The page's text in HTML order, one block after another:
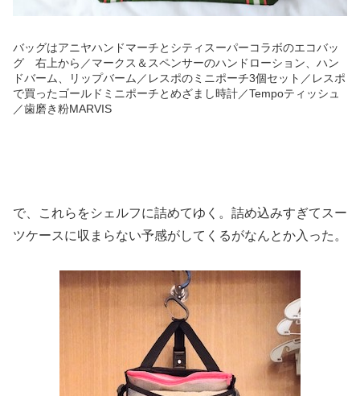
バッグはアニヤハンドマーチとシティスーパーコラボのエコバッ
グ 右上から／マークス＆スペンサーのハンドローション、ハン
ドバーム、リップバーム／レスポのミニポーチ3個セット／レスポ
で買ったゴールドミニポーチとめざまし時計／Tempoティッシュ
／歯磨き粉MARVIS
で、これらをシェルフに詰めてゆく。詰め込みすぎてスー
ツケースに収まらない予感がしてくるがなんとか入った。